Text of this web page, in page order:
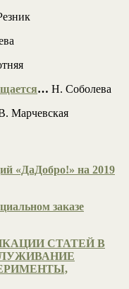
… Н. Соболева
Марчевская
«ДаДобро!» на 2019
заказе
СТАТЕЙ В